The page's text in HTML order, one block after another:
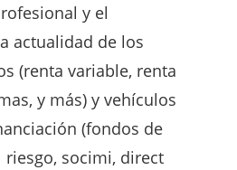
y el
actualidad de los
(renta variable, renta
y más) y vehículos
(fondos de
socimi, direct